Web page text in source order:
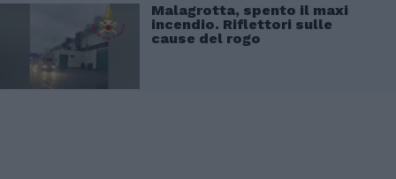
Malagrotta, spento il maxi
incendio. Riflettori sulle
cause del rogo